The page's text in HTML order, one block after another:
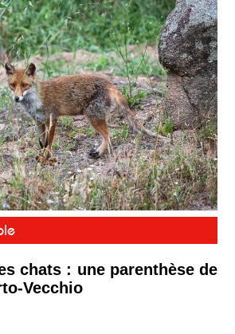
chats : une parenthèse de
Vecchio